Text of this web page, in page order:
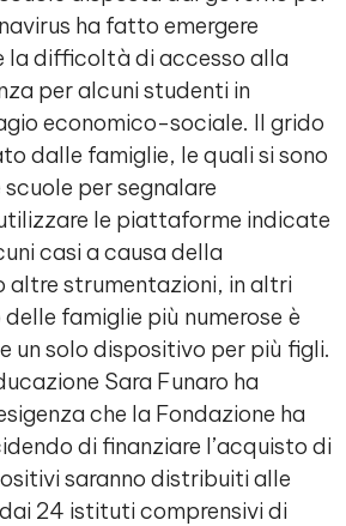
ha fatto emergere
la difficoltà di accesso alla
per alcuni studenti in
economico-sociale. Il grido
dalle famiglie, le quali si sono
per segnalare
le piattaforme indicate
casi a causa della
altre strumentazioni, in altri
famiglie più numerose è
un solo dispositivo per più figli.
Sara Funaro ha
che la Fondazione ha
di finanziare l’acquisto di
saranno distribuiti alle
24 istituti comprensivi di